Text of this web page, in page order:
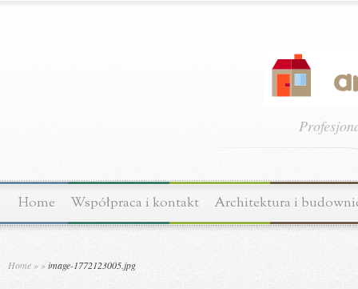
Home Współpraca i kontakt Architektura i
Home » »image-1772123005.jpg